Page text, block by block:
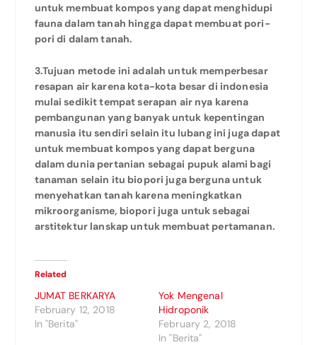
untuk membuat kompos yang dapat menghidupi
fauna dalam tanah hingga dapat membuat pori-
pori di dalam tanah.
3.Tujuan metode ini adalah untuk memperbesar
resapan air karena kota-kota besar di indonesia
mulai sedikit tempat serapan air nya karena
pembangunan yang banyak untuk kepentingan
manusia itu sendiri selain itu lubang ini juga dapat
untuk membuat kompos yang dapat berguna
dalam dunia pertanian sebagai pupuk alami bagi
tanaman selain itu biopori juga berguna untuk
menyehatkan tanah karena meningkatkan
mikroorganisme, biopori juga untuk sebagai
arstitektur lanskap untuk membuat pertamanan.
Related
JUMAT BERKARYA
February 12, 2018
In "Berita"
Yok Mengenal
Hidroponik
February 2, 2018
In "Berita"